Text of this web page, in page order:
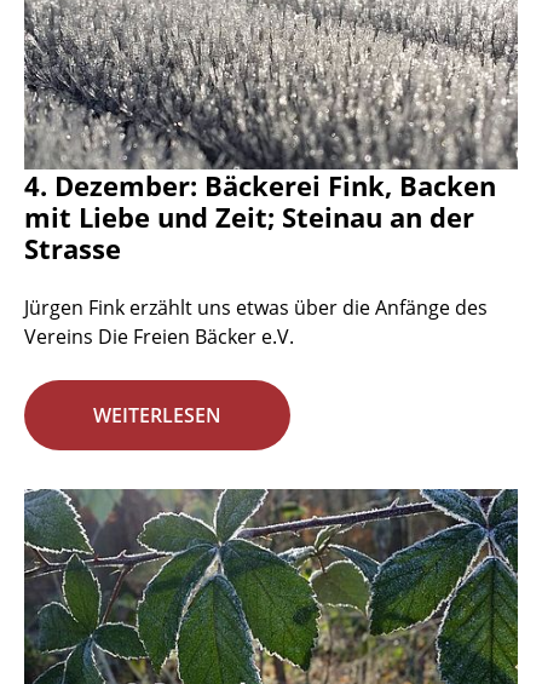
4. Dezember: Bäckerei Fink, Backen
mit Liebe und Zeit; Steinau an der
Strasse
Jürgen Fink erzählt uns etwas über die Anfänge des
Vereins Die Freien Bäcker e.V.
WEITERLESEN